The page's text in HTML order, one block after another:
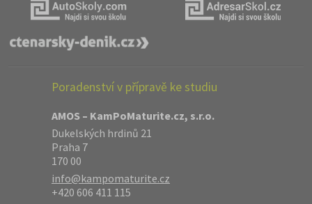
Poradenství v přípravě ke studiu
AMOS – KamPoMaturite.cz, s.r.o.
Dukelských hrdinů 21
Praha 7
170 00
info@kampomaturite.cz
+420 606 411 115